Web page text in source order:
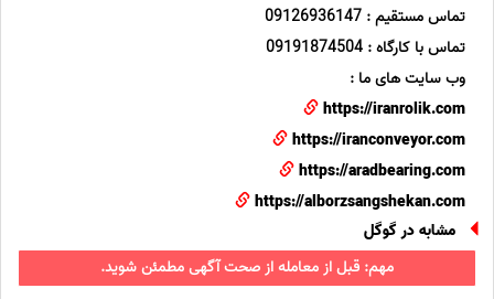
تماس مستقیم : 09126936147
تماس با کارگاه : 09191874504
وب سایت های ما :
https://iranrolik.com
https://iranconveyor.com
https://aradbearing.com
https://alborzsangshekan.com
مشابه در گوگل
مهم: قبل از معامله از صحت آگهی مطمئن شوید.